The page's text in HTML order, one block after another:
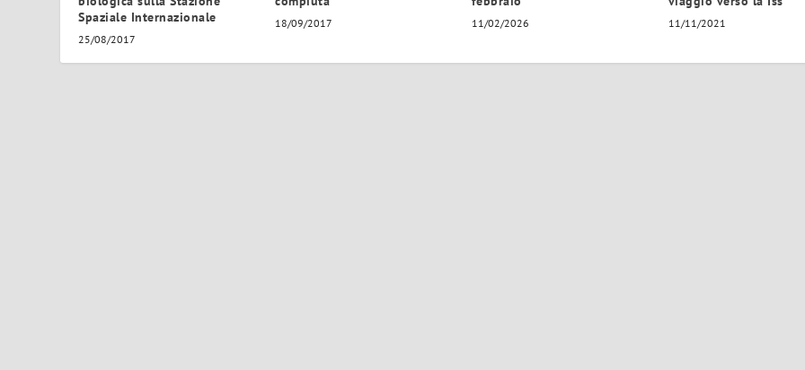
Spaziale Internazionale
25/08/2017
18/09/2017 11/02/2026 11/11/2021